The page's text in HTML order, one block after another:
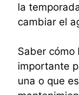
la
cambiar el
Saber cómo
importante
una o que